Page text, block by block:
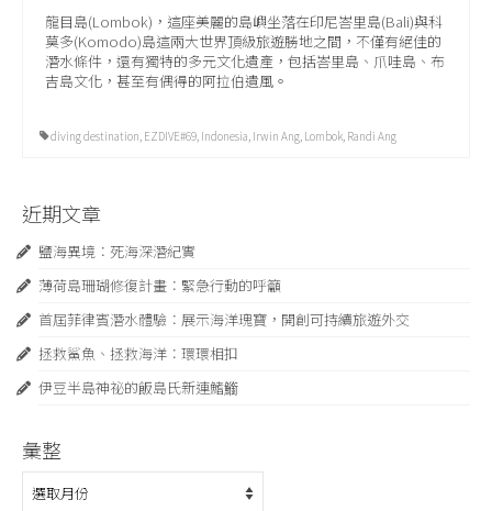
龍目島(Lombok)，這座美麗的島嶼坐落在印尼峇里島(Bali)與科
莫多(Komodo)島這兩大世界頂級旅遊勝地之間，不僅有絕佳的
潛水條件，還有獨特的多元文化遺產，包括峇里島、爪哇島、布
吉島文化，甚至有偶得的阿拉伯遺風。
diving destination EZDIVE#69 Indonesia Irwin Ang Lombok Randi Ang
近期文章
鹽海異境：死海深潛紀實
薄荷島珊瑚修復計畫：緊急⾏動的呼籲
首屆菲律賓潛水體驗：展示海洋瑰寶，開創可持續旅遊外交
拯救鯊魚、拯救海洋：環環相扣
伊豆半島神祕的飯島氏新連鰭䲗
彙整
彙
整